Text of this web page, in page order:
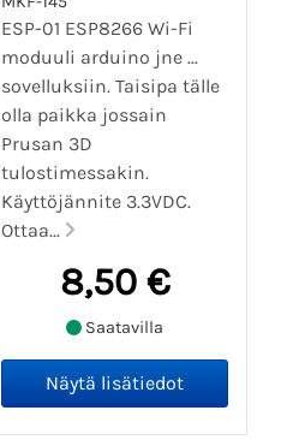
ESP-01 ESP8266 Wi-Fi
moduuli arduino jne ...
sovelluksiin. Taisipa tälle
olla paikka jossain
Prusan 3D
tulostimessakin.
Käyttöjännite 3.3VDC.
Ottaa...
8,50 €
Saatavilla